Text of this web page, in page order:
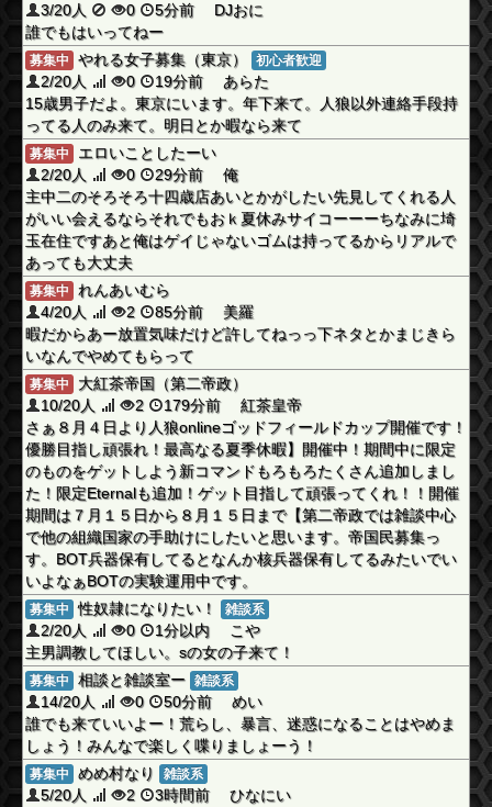
3/20人
0
5分前 DJおに
誰でもはいってねー
募集中 やれる女子募集（東京） 初心者歓迎
2/20人 0
19分前 あらた
15歳男子だよ。東京にいます。年下来て。人狼以外連絡手段持
ってる人のみ来て。明日とか暇なら来て
募集中
エロいことしたーい
2/20人
0
29分前 俺
主中二のそろそろ十四歳店あいとかがしたい先見してくれる人
がいい会えるならそれでもおｋ夏休みサイコーーーちなみに埼
玉在住ですあと俺はゲイじゃないゴムは持ってるからリアルで
あっても大丈夫
募集中
れんあいむら
4/20人
2
85分前 美羅
暇だからあー放置気味だけど許してねっっ下ネタとかまじきら
いなんでやめてもらって
募集中
大紅茶帝国（第二帝政）
10/20人
2
179分前 紅茶皇帝
さぁ８月４日より人狼onlineゴッドフィールドカップ開催です！
優勝目指し頑張れ！最高なる夏季休暇】開催中！期間中に限定
のものをゲットしよう新コマンドもろもろたくさん追加しまし
た！限定Eternalも追加！ゲット目指して頑張ってくれ！！開催
期間は７月１５日から８月１５日まで【第二帝政では雑談中心
で他の組織国家の手助けにしたいと思います。帝国民募集っ
す。BOT兵器保有してるとなんか核兵器保有してるみたいでい
いよなぁBOTの実験運用中です。
募集中 性奴隷になりたい！ 雑談系
2/20人 0
1分以内 こや
主男調教してほしい。sの女の子来て！
募集中 相談と雑談室ー 雑談系
14/20人 0
50分前 めい
誰でも来ていいよー！荒らし、暴言、迷惑になることはやめま
しょう！みんなで楽しく喋りましょーう！
募集中 めめ村なり 雑談系
5/20人 2
3時間前 ひなにい